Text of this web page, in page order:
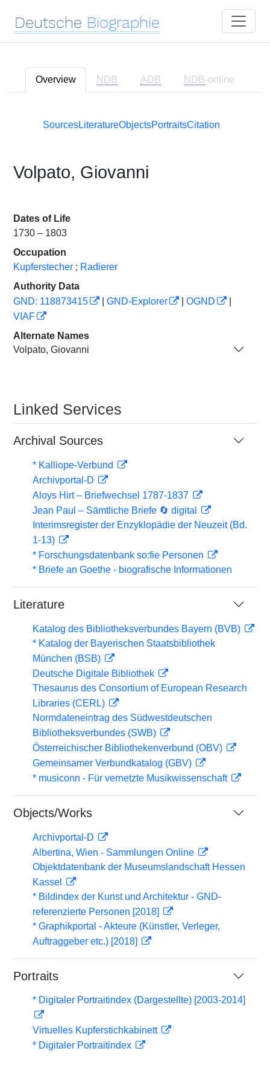
Deutsche Biographie
Overview NDB ADB NDB-online
SourcesLiteratureObjectsPortraitsCitation
Volpato, Giovanni
Dates of Life
1730 – 1803
Occupation
Kupferstecher ; Radierer
Authority Data
GND: 118873415
GND-Explorer OGND
VIAF
Alternate Names
Volpato, Giovanni
Linked Services
Archival Sources
* Kalliope-Verbund
Archivportal-D
Aloys Hirt – Briefwechsel 1787-1837
Jean Paul – Sämtliche Briefe 🔄 digital
Interimsregister der Enzyklopädie der Neuzeit (Bd.
1-13)
* Forschungsdatenbank so:fie Personen
* Briefe an Goethe - biografische Informationen
Literature
Katalog des Bibliotheksverbundes Bayern (BVB)
* Katalog der Bayerischen Staatsbibliothek
München (BSB)
Deutsche Digitale Bibliothek
Thesaurus des Consortium of European Research
Libraries (CERL)
Normdateneintrag des Südwestdeutschen
Bibliotheksverbundes (SWB)
Österreichischer Bibliothekenverbund (OBV)
Gemeinsamer Verbundkatalog (GBV)
* musiconn - Für vernetzte Musikwissenschaft
Objects/Works
Archivportal-D
Albertina, Wien - Sammlungen Online
Objektdatenbank der Museumslandschaft Hessen
Kassel
* Bildindex der Kunst und Architektur - GND-
referenzierte Personen [2018]
* Graphikportal - Akteure (Künstler, Verleger,
Auftraggeber etc.) [2018]
Portraits
* Digitaler Portraitindex (Dargestellte) [2003-2014]
Virtuelles Kupferstichkabinett
* Digitaler Portraitindex